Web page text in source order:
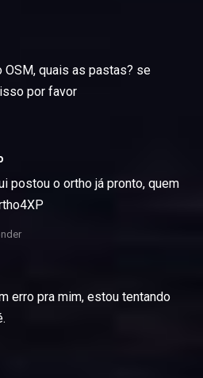
OSM, quais as pastas? se
por favor
postou o ortho já pronto, quem
erro pra mim, estou tentando